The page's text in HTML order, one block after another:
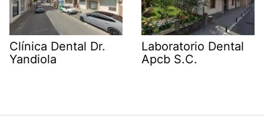
Clínica Dental Dr.
Yandiola
Laboratorio Dental
Apcb S.C.